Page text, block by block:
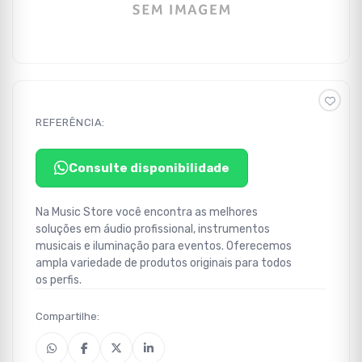
REFERÊNCIA:
Consulte disponibilidade
Na Music Store você encontra as melhores
soluções em áudio profissional, instrumentos
musicais e iluminação para eventos. Oferecemos
ampla variedade de produtos originais para todos
os perfis.
Compartilhe: